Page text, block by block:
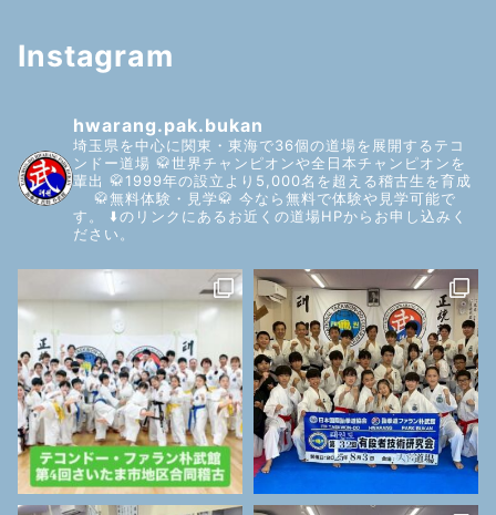
Instagram
hwarang.pak.bukan
埼玉県を中心に関東・東海で36個の道場を展開するテコ
ンドー道場 🥋世界チャンピオンや全日本チャンピオンを
輩出 🥋1999年の設立より5,000名を超える稽古生を育成
🥋無料体験・見学🥋 今なら無料で体験や見学可能で
す。
⬇️のリンクにあるお近くの道場HPからお申し込みく
ださい。